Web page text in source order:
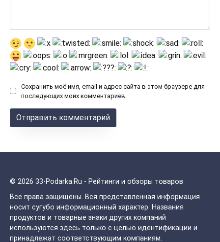
Сохранить моё имя, email и адрес сайта в этом браузере для
последующих моих комментариев.
© 2026 33-Podarka.Ru - Рейтинги и обзоры товаров
Все права защищены. Вся представленная информация
носит сугубо информационный характер. Названия
продуктов и товарные знаки других компаний
используются здесь только с целью идентификации и
принадлежат соответствующим компаниям.